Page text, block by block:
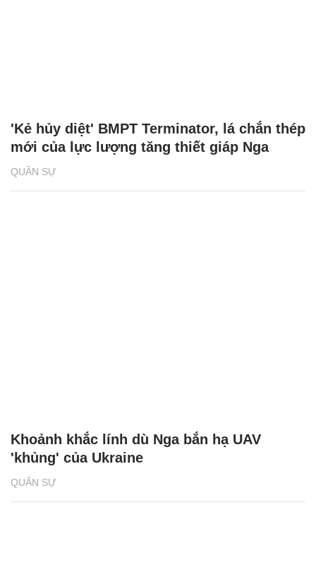
QUÂN SỰ
'Kẻ hủy diệt' BMPT Terminator, lá chắn thép
mới của lực lượng tăng thiết giáp Nga
QUÂN SỰ
Khoảnh khắc lính dù Nga bắn hạ UAV
'khủng' của Ukraine